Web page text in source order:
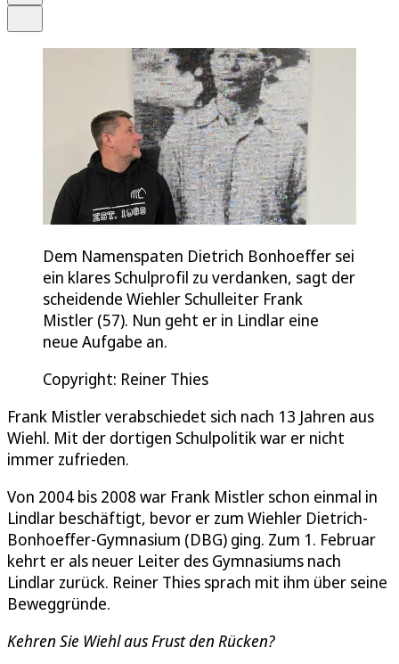
Dem Namenspaten Dietrich Bonhoeffer sei
ein klares Schulprofil zu verdanken, sagt der
scheidende Wiehler Schulleiter Frank
Mistler (57). Nun geht er in Lindlar eine
neue Aufgabe an.
Copyright: Reiner Thies
Frank Mistler verabschiedet sich nach 13 Jahren aus
Wiehl. Mit der dortigen Schulpolitik war er nicht
immer zufrieden.
Von 2004 bis 2008 war Frank Mistler schon einmal in
Lindlar beschäftigt, bevor er zum Wiehler Dietrich-
Bonhoeffer-Gymnasium (DBG) ging. Zum 1. Februar
kehrt er als neuer Leiter des Gymnasiums nach
Lindlar zurück. Reiner Thies sprach mit ihm über seine
Beweggründe.
Kehren Sie Wiehl aus Frust den Rücken?